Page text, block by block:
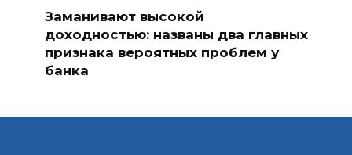
Заманивают высокой
доходностью: названы два главных
признака вероятных проблем у
банка